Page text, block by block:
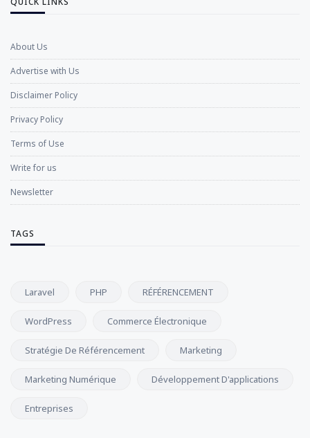
About Us
Advertise with Us
Disclaimer Policy
Privacy Policy
Terms of Use
Write for us
Newsletter
TAGS
Laravel PHP RÉFÉRENCEMENT
WordPress Commerce Électronique
Stratégie De Référencement Marketing
Marketing Numérique Développement D'applications
Entreprises